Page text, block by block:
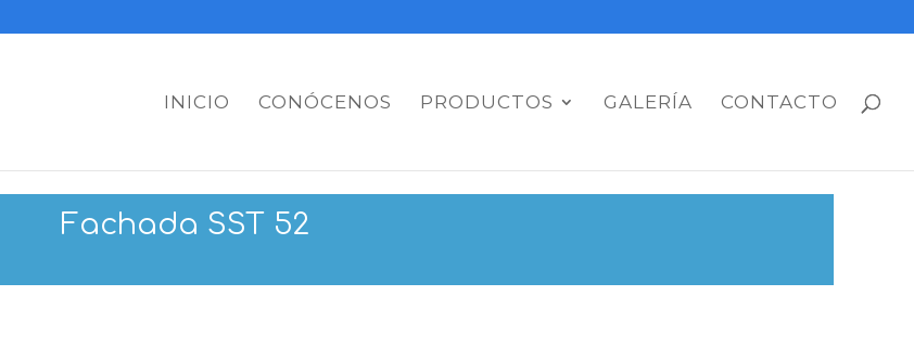
INICIO CONÓCENOS PRODUCTOS GALERÍA CONTACTO
Fachada SST 52